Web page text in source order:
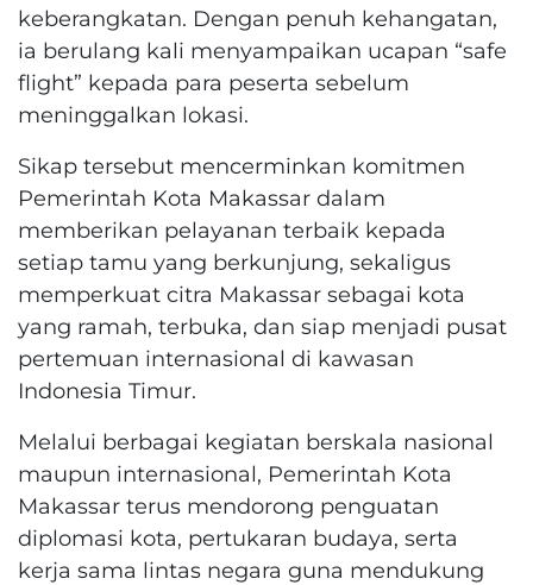
keberangkatan. Dengan penuh kehangatan,
ia berulang kali menyampaikan ucapan “safe
flight” kepada para peserta sebelum
meninggalkan lokasi.
Sikap tersebut mencerminkan komitmen
Pemerintah Kota Makassar dalam
memberikan pelayanan terbaik kepada
setiap tamu yang berkunjung, sekaligus
memperkuat citra Makassar sebagai kota
yang ramah, terbuka, dan siap menjadi pusat
pertemuan internasional di kawasan
Indonesia Timur.
Melalui berbagai kegiatan berskala nasional
maupun internasional, Pemerintah Kota
Makassar terus mendorong penguatan
diplomasi kota, pertukaran budaya, serta
kerja sama lintas negara guna mendukung